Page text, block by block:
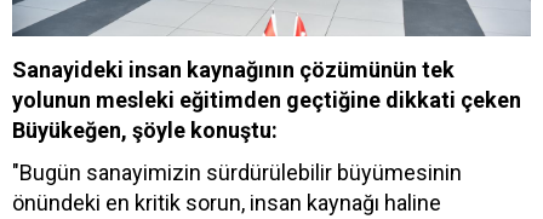
Sanayideki insan kaynağının çözümünün tek
yolunun mesleki eğitimden geçtiğine dikkati çeken
Büyükeğen, şöyle konuştu:
"Bugün sanayimizin sürdürülebilir büyümesinin
önündeki en kritik sorun, insan kaynağı haline